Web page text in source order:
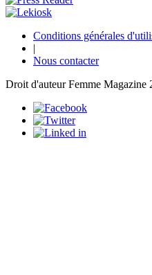
Conditions générales
|
Nous contacter
Droit d'auteur Femme Magazine